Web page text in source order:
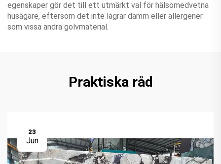
egenskaper gör det till ett utmärkt val för hälsomedvetna
husägare, eftersom det inte lagrar damm eller allergener
som vissa andra golvmaterial.
Praktiska råd
23
Jun